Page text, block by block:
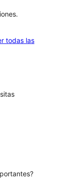
todas lasreseñas